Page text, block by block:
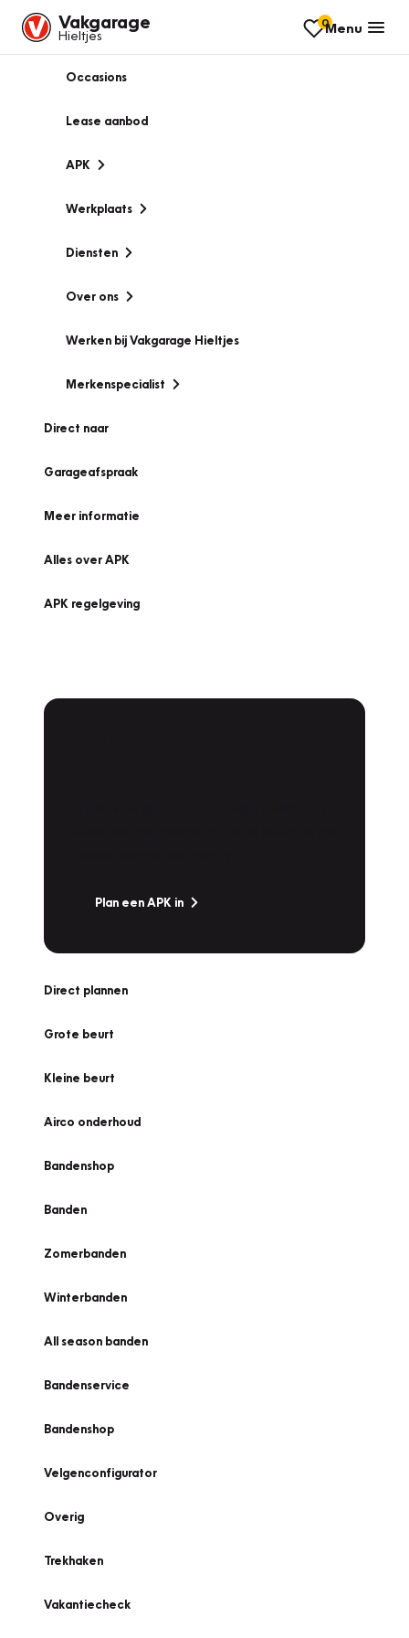
Vakgarage
Hieltjes
0Menu
Occasions
Lease aanbod
APK
Werkplaats
Diensten
Over ons
Werken bij Vakgarage Hieltjes
Merkenspecialist
Direct naar
Garageafspraak
Meer informatie
Alles over APK
APK regelgeving
Plan een APK in
Direct plannen
Grote beurt
Kleine beurt
Airco onderhoud
Bandenshop
Banden
Zomerbanden
Winterbanden
All season banden
Bandenservice
Bandenshop
Velgenconfigurator
Overig
Trekhaken
Vakantiecheck